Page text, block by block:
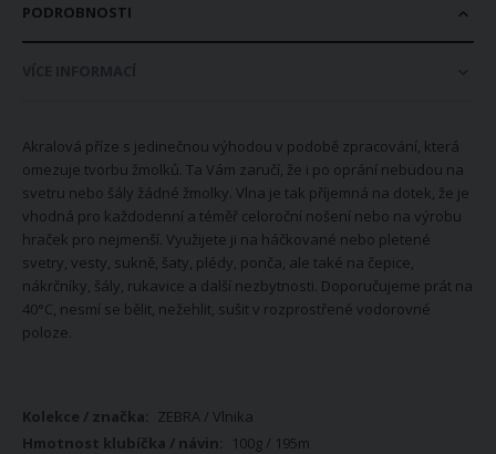
PODROBNOSTI
Akralová příze s jedinečnou výhodou v podobě zpracování, která
omezuje tvorbu žmolků. Ta Vám zaručí, že i po oprání nebudou na
svetru nebo šály žádné žmolky. Vlna je tak příjemná na dotek, že je
vhodná pro každodenní a téměř celoroční nošení nebo na výrobu
hraček pro nejmenší. Využijete ji na háčkované nebo pletené
svetry, vesty, sukně, šaty, plédy, ponča, ale také na čepice,
nákrčníky, šály, rukavice a další nezbytnosti. Doporučujeme prát na
40°C, nesmí se bělit, nežehlit, sušit v rozprostřené vodorovné
poloze.
Více
informací
ZEBRA / Vlnika
100g / 195m